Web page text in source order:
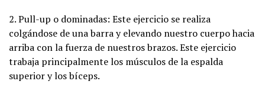
2. Pull-up o dominadas: Este ejercicio se realiza
colgándose de una barra y elevando nuestro cuerpo hacia
arriba con la fuerza de nuestros brazos. Este ejercicio
trabaja principalmente los músculos de la espalda
superior y los bíceps.